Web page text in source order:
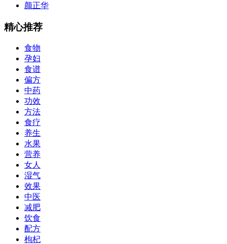
颜正华
精心推荐
食物
孕妇
食谱
偏方
中药
功效
方法
食疗
养生
水果
营养
女人
湿气
效果
中医
减肥
饮食
配方
枸杞